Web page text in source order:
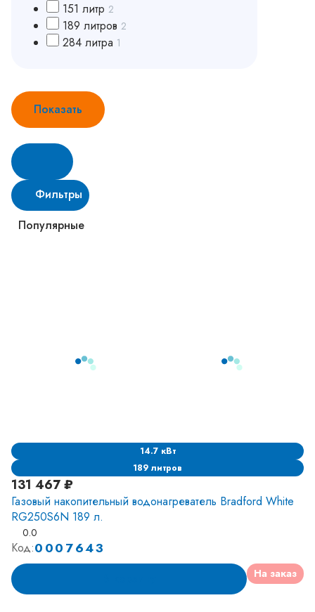
151 литр 2
189 литров 2
284 литра 1
Показать
Фильтры
Популярные
14.7 кВт
189 литров
131 467 ₽
Газовый накопительный водонагреватель Bradford White
RG250S6N 189 л.
0.0
Код:0007643
На заказ